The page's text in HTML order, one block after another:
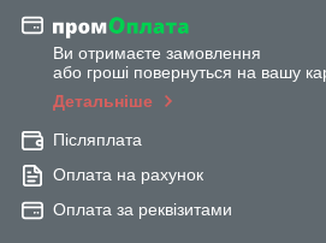
Ви отримаєте замовлення
або гроші повернуться на вашу
Детальніше
Післяплата
Оплата на рахунок
Оплата за реквізитами